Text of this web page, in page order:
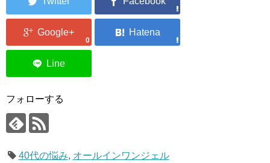
0
フォローする
40代の悩み, オールインワンジェル